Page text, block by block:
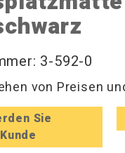
Zubehör
Wandregale
Rollenhalter
Werkzeug
Perforierte
3-592-0
von Preisen
Sie
Kunde